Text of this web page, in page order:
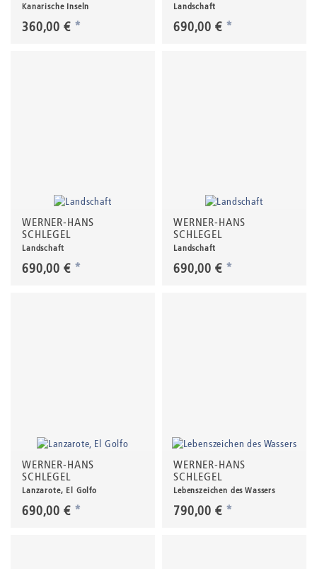
Kanarische Inseln
360,00 € *
Landschaft
690,00 € *
WERNER-HANS
SCHLEGEL
Landschaft
690,00 € *
WERNER-HANS
SCHLEGEL
Landschaft
690,00 € *
WERNER-HANS
SCHLEGEL
Lanzarote, El Golfo
690,00 € *
WERNER-HANS
SCHLEGEL
Lebenszeichen des Wassers
790,00 € *